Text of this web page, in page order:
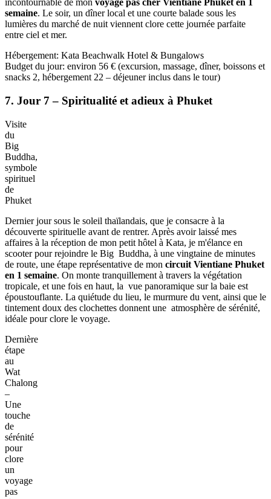
Soirée
animée
au
de
nuit
de
accompagné de fruits frais – avant de profiter encore un peu du
soleil et de la mer. En fin d’après-midi, le bateau rentre vers Chalong
Pier, où je retrouve la navette pour revenir à Kata Beach, fatigué
mais heureux. Pour terminer la journée, je m’offre un massage thaï
traditionnel qui efface aussitôt la fatigue, une expérience
incontournable de mon
semaine
lumières du marché de nuit viennent clore cette journée parfaite
Hébergement: Kata Beachwalk Hotel & Bungalows
Budget du jour: environ 56 € (excursion, massage, dîner, boissons et
snacks 2, hébergement 22 – déjeuner inclus dans le tour)
7. Jour 7 – Spiritualité et adieux à Phuket
Visite
du
Big
symbole
spirituel
de
Phuket
Dernier jour sous le soleil thaïlandais, que je consacre à la
découverte spirituelle avant de rentrer. Après avoir laissé mes
affaires à la réception de mon petit hôtel à Kata, je m'élance en
scooter pour rejoindre le Big Buddha, à une vingtaine de minutes
de route, une étape représentative de mon
en 1 semaine
tropicale, et une fois en haut, la vue panoramique sur la baie est
époustouflante. La quiétude du lieu, le murmure du vent, ainsi que le
tintement doux des clochettes donnent une atmosphère de sérénité,
idéale pour clore le voyage.